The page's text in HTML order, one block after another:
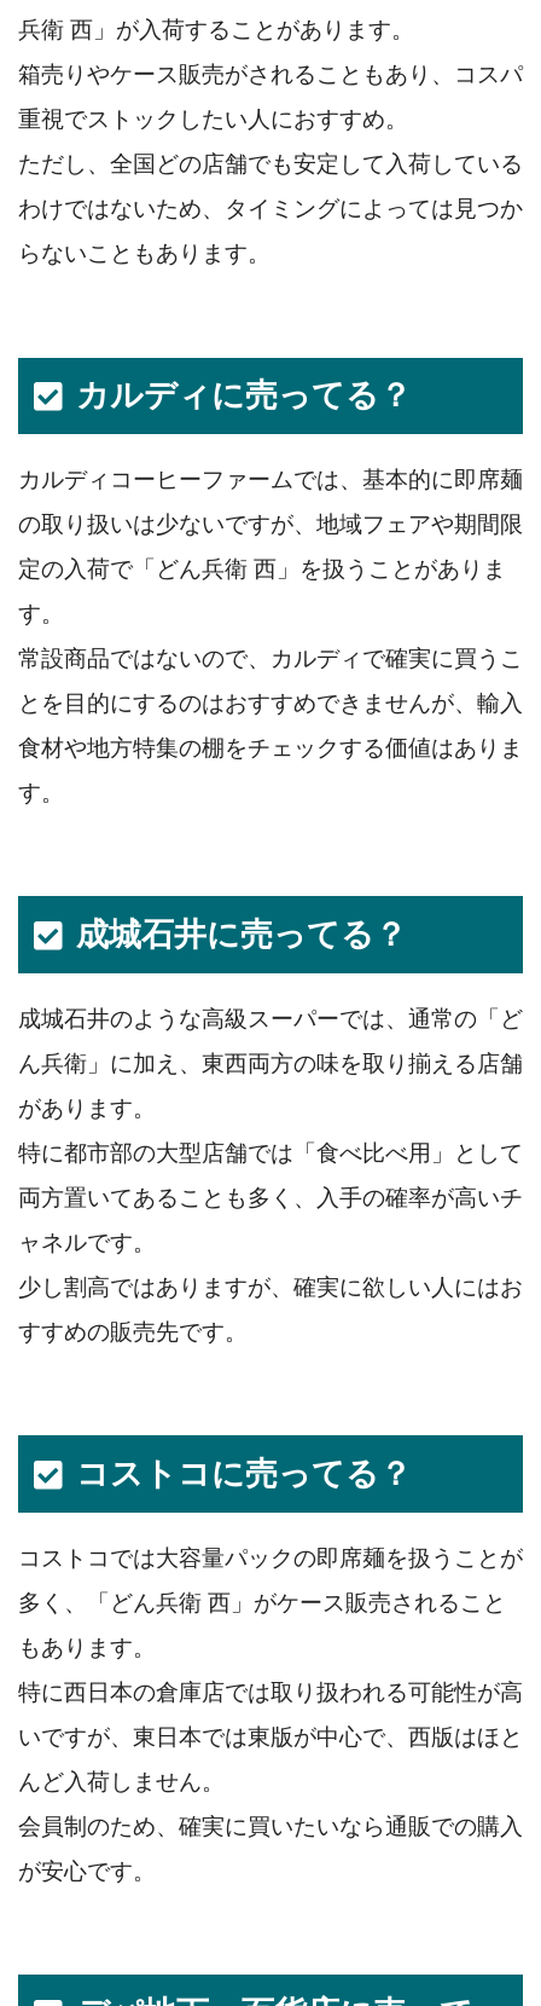
兵衛 西」が入荷することがあります。
箱売りやケース販売がされることもあり、コスパ
重視でストックしたい人におすすめ。
ただし、全国どの店舗でも安定して入荷している
わけではないため、タイミングによっては見つか
らないこともあります。
カルディに売ってる？
カルディコーヒーファームでは、基本的に即席麺
の取り扱いは少ないですが、地域フェアや期間限
定の入荷で「どん兵衛 西」を扱うことがありま
す。
常設商品ではないので、カルディで確実に買うこ
とを目的にするのはおすすめできませんが、輸入
食材や地方特集の棚をチェックする価値はありま
す。
成城石井に売ってる？
成城石井のような高級スーパーでは、通常の「ど
ん兵衛」に加え、東西両方の味を取り揃える店舗
があります。
特に都市部の大型店舗では「食べ比べ用」として
両方置いてあることも多く、入手の確率が高いチ
ャネルです。
少し割高ではありますが、確実に欲しい人にはお
すすめの販売先です。
コストコに売ってる？
コストコでは大容量パックの即席麺を扱うことが
多く、「どん兵衛 西」がケース販売されること
もあります。
特に西日本の倉庫店では取り扱われる可能性が高
いですが、東日本では東版が中心で、西版はほと
んど入荷しません。
会員制のため、確実に買いたいなら通販での購入
が安心です。